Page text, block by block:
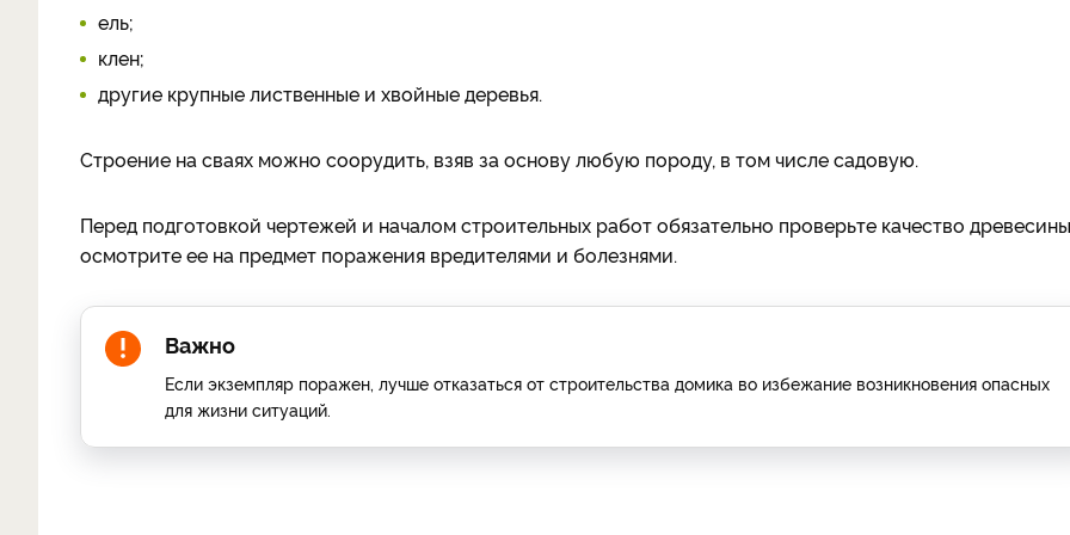
ель;
клен;
другие крупные лиственные и хвойные деревья.
Строение на сваях можно соорудить, взяв за основу любую породу, в том числе садовую.
Перед подготовкой чертежей и началом строительных работ обязательно проверьте качество
осмотрите ее на предмет поражения вредителями и болезнями.
Важно
Если экземпляр поражен, лучше отказаться от строительства домика во избежание возникновения опасных
для жизни ситуаций.